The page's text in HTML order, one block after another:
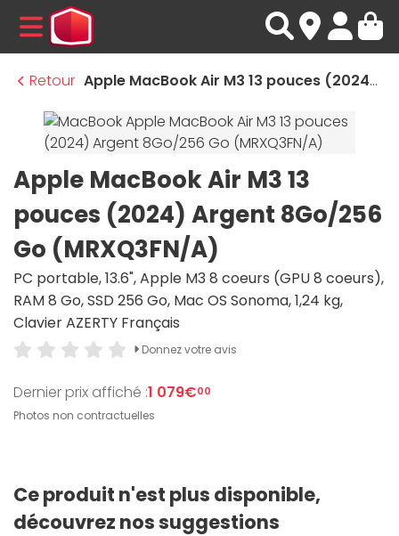
MENU
Retour
Apple MacBook Air M3 13 pouces (2024) Argent 8Go/256 Go (MRXQ3FN/A)
Apple MacBook Air M3 13
pouces (2024) Argent 8Go/256
Go (MRXQ3FN/A)
PC portable, 13.6", Apple M3 8 coeurs (GPU 8 coeurs),
RAM 8 Go, SSD 256 Go, Mac OS Sonoma, 1,24 kg,
Clavier AZERTY Français
Donnez votre avis
Dernier prix affiché :1 079€00
Photos non contractuelles
Ce produit n'est plus disponible,
découvrez nos suggestions